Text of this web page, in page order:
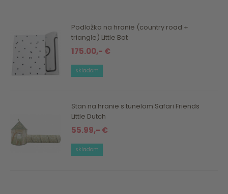
Podložka na hranie (country road +
triangle) Little Bot
175.00,- €
skladom
Stan na hranie s tunelom Safari Friends
Little Dutch
55.99,- €
skladom